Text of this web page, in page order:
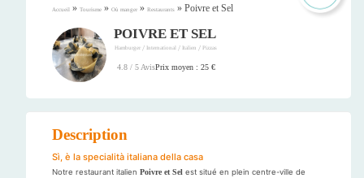
Accueil » Tourisme » Où manger » Restaurants » Poivre et Sel
POIVRE ET SEL
Hamburger / International / Italien / Pizzas
4.8 / 5 AvisPrix moyen : 25 €
Description
Sì, è la specialità italiana della casa
Notre restaurant italien Poivre et Sel est situé en plein centre-ville de